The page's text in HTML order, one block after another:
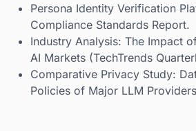
Persona Identity Verification
Compliance Standards Report.
Industry Analysis: The Impact
AI Markets (TechTrends
Comparative Privacy Study:
Policies of Major LLM